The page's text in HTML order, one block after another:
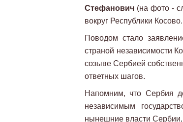
Стефанович (на фото -
вокруг Республики Косово.
Поводом стало
страной независимости
созыве Сербией
ответных шагов.
Напомним, что Сербия
независимым
нынешние власти Сербии,